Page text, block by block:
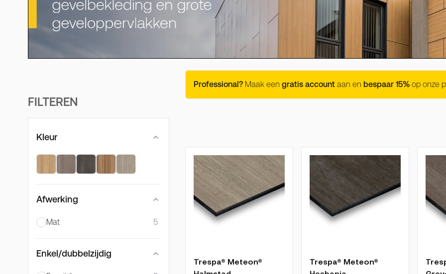
FILTEREN
Kleur
Afwerking
Mat 5
Enkel/dubbelzijdig
Professional? Maak een gratis account aan en bespaar 15% op onze
Trespa® Meteon®
De prijs is afhankelijk van de gekozen opties op de productpagina
Trespa® Meteon®
De prijs is afhankelijk van de gekozen
De